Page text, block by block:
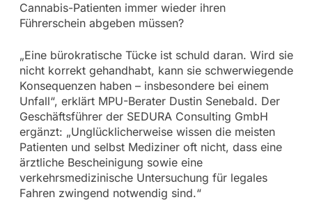
Cannabis-Patienten immer wieder ihren
Führerschein abgeben müssen?
„Eine bürokratische Tücke ist schuld daran. Wird sie
nicht korrekt gehandhabt, kann sie schwerwiegende
Konsequenzen haben – insbesondere bei einem
Unfall“, erklärt MPU-Berater Dustin Senebald. Der
Geschäftsführer der SEDURA Consulting GmbH
ergänzt: „Unglücklicherweise wissen die meisten
Patienten und selbst Mediziner oft nicht, dass eine
ärztliche Bescheinigung sowie eine
verkehrsmedizinische Untersuchung für legales
Fahren zwingend notwendig sind.“